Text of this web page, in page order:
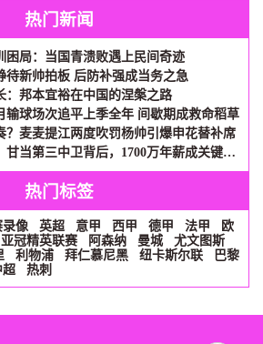
热门新闻
困局：当国青溃败遇上民间奇迹
待新帅拍板 后防补强成当务之急
：邦本宜裕在中国的涅槃之路
输球场次追平上季全年 间歇期成救命稻草
？麦麦提江两度吹罚杨帅引爆申花替补席
金玟哉留守拜仁内幕：甘当第三中卫背后，1700万年薪成关键砝码
热门标签
录像 英超 意甲 西甲 德甲 法甲
欧
亚冠精英联赛 阿森纳 曼城
尤文图斯
利物浦 拜仁慕尼黑 纽卡斯尔联
巴黎
超 热刺